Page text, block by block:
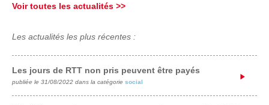
Voir toutes les actualités >>
Les actualités les plus récentes :
Les jours de RTT non pris peuvent être payés
publiée le 31/08/2022 dans la catégorie social